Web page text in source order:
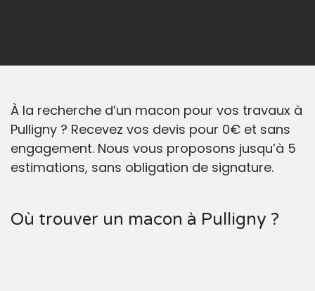
À la recherche d’un macon pour vos travaux à
Pulligny ? Recevez vos devis pour 0€ et sans
engagement. Nous vous proposons jusqu’à 5
estimations, sans obligation de signature.
Où trouver un macon à Pulligny ?